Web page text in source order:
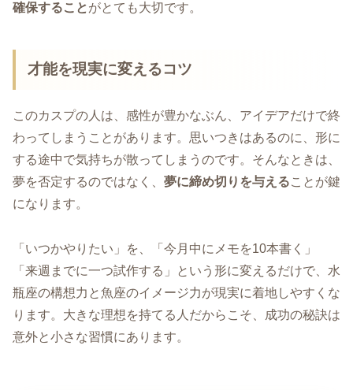
確保することがとても大切です。
才能を現実に変えるコツ
このカスプの人は、感性が豊かなぶん、アイデアだけで終
わってしまうことがあります。思いつきはあるのに、形に
する途中で気持ちが散ってしまうのです。そんなときは、
夢を否定するのではなく、 夢に締め切りを与えることが鍵
になります。
「いつかやりたい」を、「今月中にメモを10本書く」
「来週までに一つ試作する」という形に変えるだけで、水
瓶座の構想力と魚座のイメージ力が現実に着地しやすくな
ります。大きな理想を持てる人だからこそ、成功の秘訣は
意外と小さな習慣にあります。